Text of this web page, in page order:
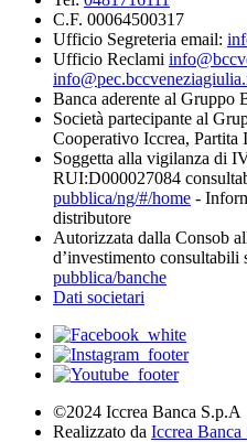
C.F. 00064500317
Ufficio Segreteria email:
Ufficio Reclami
Banca aderente al Gruppo
Società partecipante al
Cooperativo Iccrea, Partita
Soggetta alla vigilanza di
RUI:D000027084
pubblica/ng/#/home -
distributore
Autorizzata dalla Consob
d’investimento consultabili
pubblica/banche
Dati societari
©2024 Iccrea Banca S.p.A
Realizzato da Iccrea Banca